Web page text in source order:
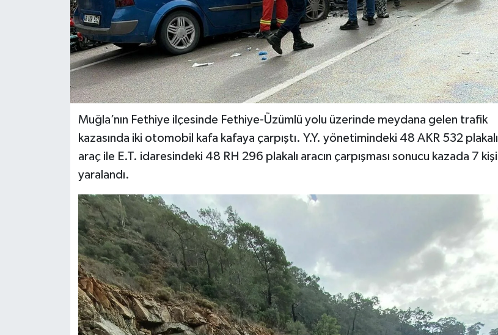
Muğla’nın Fethiye ilçesinde Fethiye-Üzümlü yolu üzerinde meydana gelen trafik
kazasında iki otomobil kafa kafaya çarpıştı. Y.Y. yönetimindeki 48 AKR 532 plakalı
araç ile E.T. idaresindeki 48 RH 296 plakalı aracın çarpışması sonucu kazada 7 kişi
yaralandı.